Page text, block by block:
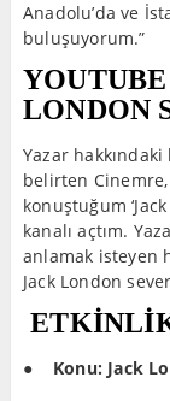
Anadolu’da ve
buluşuyorum.”
LONDON
Yazar
belirten Cinemre,
konuştuğum
kanalı açtım.
anlamak isteyen
Jack London
● Konu: Jack